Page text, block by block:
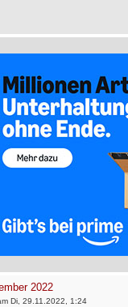
2022
Di, 29.11.2022, 1:24